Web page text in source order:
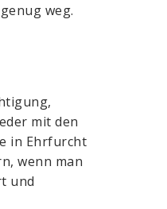
weg.
mit den
in Ehrfurcht
wenn man
und